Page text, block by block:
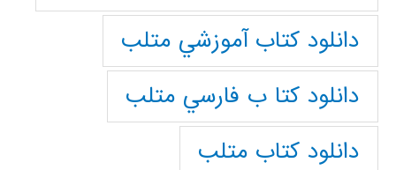
دانلود كتاب آموزشي متلب
دانلود كتا ب فارسي متلب
دانلود كتاب متلب